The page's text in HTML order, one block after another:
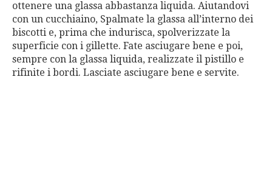
ottenere una glassa abbastanza liquida. Aiutandovi
con un cucchiaino, Spalmate la glassa all’interno dei
biscotti e, prima che indurisca, spolverizzate la
superficie con i gillette. Fate asciugare bene e poi,
sempre con la glassa liquida, realizzate il pistillo e
rifinite i bordi. Lasciate asciugare bene e servite.